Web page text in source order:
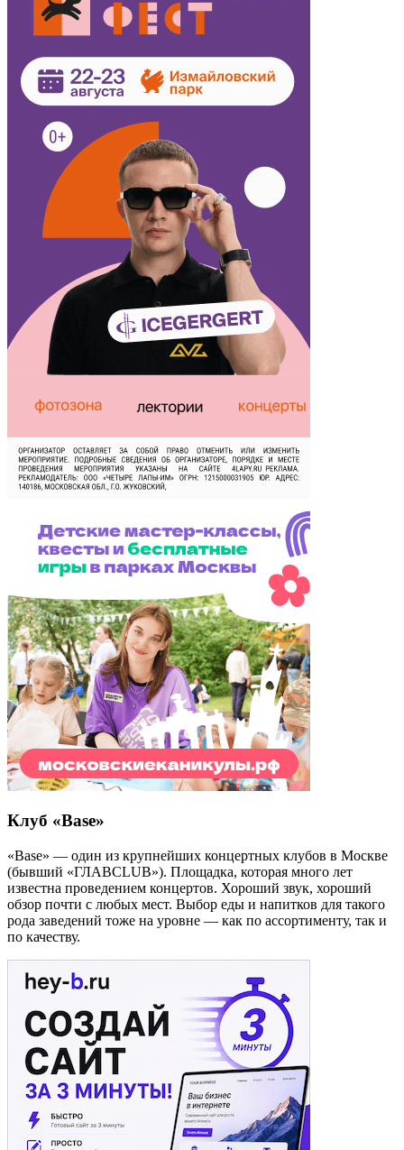
Клуб «Base»
«Base» — один из крупнейших концертных клубов в Москве
(бывший «ГЛАВCLUB»). Площадка, которая много лет
известна проведением концертов. Хороший звук, хороший
обзор почти с любых мест. Выбор еды и напитков для такого
рода заведений тоже на уровне — как по ассортименту, так и
по качеству.